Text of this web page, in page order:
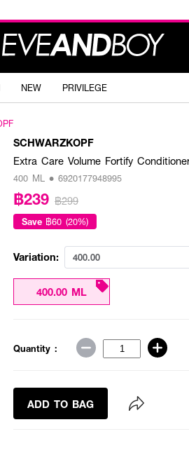
NEW PRIVILEGE
SCHWARZKOPF
Extra Care Volume Fortify
400 ML • 6920177948995
฿239 ฿299
Save ฿60 (20%)
Variation: 400.00
400.00 ML
Quantity :
ADD TO BAG